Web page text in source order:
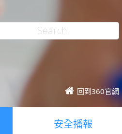
回到360官網
安全播報